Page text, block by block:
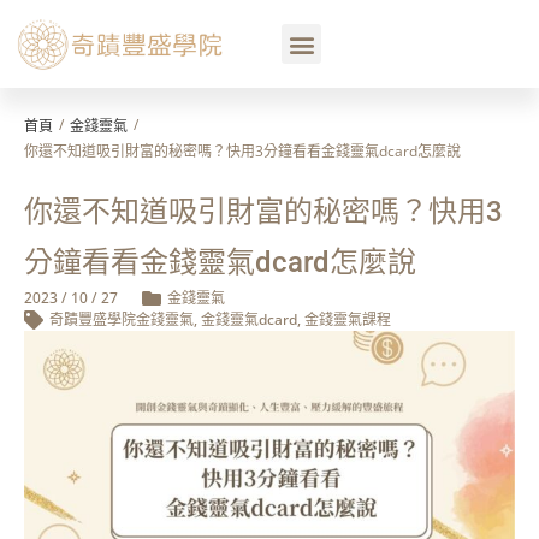
首頁 / 金錢靈氣 /
你還不知道吸引財富的秘密嗎？快用3分鐘看看金錢靈氣dcard怎麼說
你還不知道吸引財富的秘密嗎？快用3
分鐘看看金錢靈氣dcard怎麼說
2023 / 10 / 27
金錢靈氣
奇蹟豐盛學院金錢靈氣,金錢靈氣dcard,金錢靈氣課程